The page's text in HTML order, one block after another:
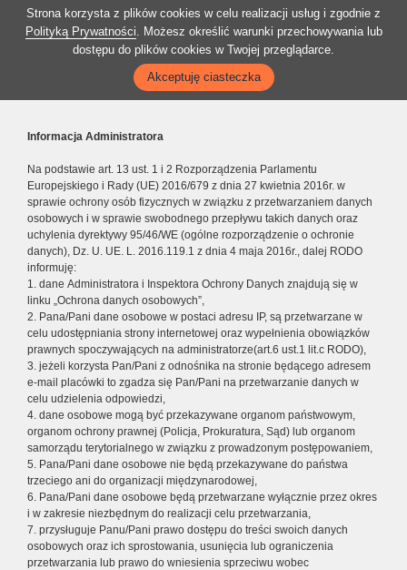
Strona korzysta z plików cookies w celu realizacji usług i zgodnie z
Polityką Prywatności. Możesz określić warunki przechowywania lub
dostępu do plików cookies w Twojej przeglądarce.
Akceptuję ciasteczka
Informacja Administratora
Na podstawie art. 13 ust. 1 i 2 Rozporządzenia Parlamentu
Europejskiego i Rady (UE) 2016/679 z dnia 27 kwietnia 2016r. w
sprawie ochrony osób fizycznych w związku z przetwarzaniem danych
osobowych i w sprawie swobodnego przepływu takich danych oraz
uchylenia dyrektywy 95/46/WE (ogólne rozporządzenie o ochronie
danych), Dz. U. UE. L. 2016.119.1 z dnia 4 maja 2016r., dalej RODO
informuję:
1. dane Administratora i Inspektora Ochrony Danych znajdują się w
linku „Ochrona danych osobowych”,
2. Pana/Pani dane osobowe w postaci adresu IP, są przetwarzane w
celu udostępniania strony internetowej oraz wypełnienia obowiązków
prawnych spoczywających na administratorze(art.6 ust.1 lit.c RODO),
3. jeżeli korzysta Pan/Pani z odnośnika na stronie będącego adresem
e-mail placówki to zgadza się Pan/Pani na przetwarzanie danych w
celu udzielenia odpowiedzi,
4. dane osobowe mogą być przekazywane organom państwowym,
organom ochrony prawnej (Policja, Prokuratura, Sąd) lub organom
samorządu terytorialnego w związku z prowadzonym postępowaniem,
5. Pana/Pani dane osobowe nie będą przekazywane do państwa
trzeciego ani do organizacji międzynarodowej,
6. Pana/Pani dane osobowe będą przetwarzane wyłącznie przez okres
i w zakresie niezbędnym do realizacji celu przetwarzania,
7. przysługuje Panu/Pani prawo dostępu do treści swoich danych
osobowych oraz ich sprostowania, usunięcia lub ograniczenia
przetwarzania lub prawo do wniesienia sprzeciwu wobec